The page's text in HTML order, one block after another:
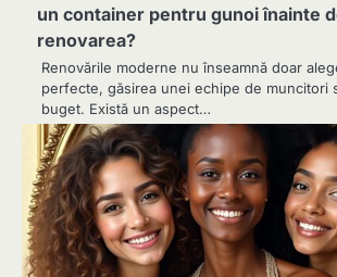
un container pentru gunoi înainte
renovarea?
Renovările moderne nu înseamnă doar
perfecte, găsirea unei echipe de muncitori
buget. Există un aspect…